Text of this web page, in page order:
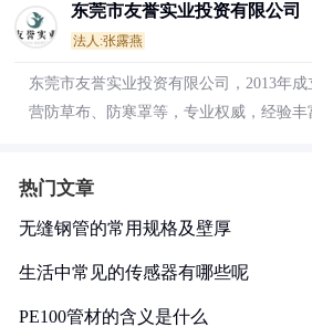
东莞市友誉实业投资有限公司
法人:张露燕
东莞市友誉实业投资有限公司，2013年
营防草布、防寒罩等，专业权威，经验丰
热门文章
无缝钢管的常用规格及壁厚
生活中常见的传感器有哪些呢
PE100管材的含义是什么